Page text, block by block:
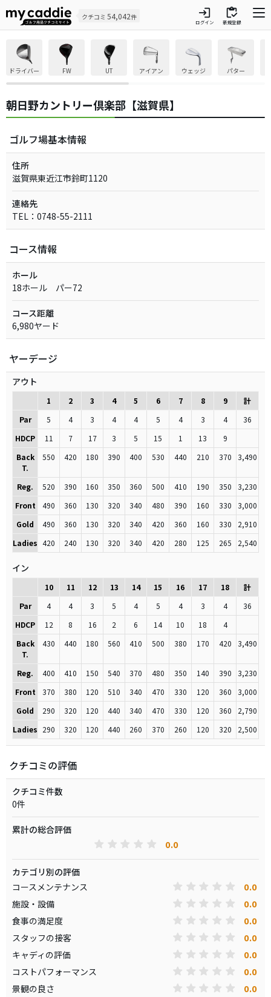
クチコミ 54,042件 login
ログイン
inventory
新規登録
ドライバー FW UT アイアン ウェッジ パター
朝日野カントリー倶楽部【滋賀県】
ゴルフ場基本情報
住所
滋賀県東近江市鈴町1120
連絡先
TEL：0748-55-2111
コース情報
ホール
18ホール パー72
コース距離
6,980ヤード
ヤーデージ
アウト
1 2 3 4 5 6 7 8 9
計
Par
5 4 3 4 4 5 4 3 4
36
HDCP
11 7 17 3 5 15 1 13
9
Back
T.
550 420 180 390 400 530 440 210 370 3,490
Reg. 520 390 160 350 360 500 410 190 350
3,230
Front
490 360 130 320 340 480 390 160 330
3,000
Gold
490 360 130 320 340 420 360 160 330
2,910
Ladies 420 240 130 320 340 420 280 125 265 2,540
イン
10 11 12 13 14 15 16 17 18
計
Par
4 4 3 5 4 5 4 3 4
36
HDCP
12 8 16 2 6 14 10 18
4
Back
T.
430 440 180 560 410 500 380 170 420 3,490
Reg. 400 410 150 540 370 480 350 140 390
3,230
Front
370 380 120 510 340 470 330 120 360
3,000
Gold
290 320 120 440 340 470 330 120 360
2,790
Ladies 290 320 120 440 260 370 260 120 320 2,500
クチコミの評価
クチコミ件数
0件
累計の総合評価
0.0
カテゴリ別の評価
コースメンテナンス
0.0
施設・設備 0.0
食事の満足度 0.0
スタッフの接客 0.0
キャディの評価 0.0
コストパフォーマンス 0.0
景観の良さ 0.0